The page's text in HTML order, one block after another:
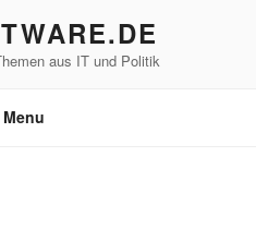
aus IT und Politik
Menu